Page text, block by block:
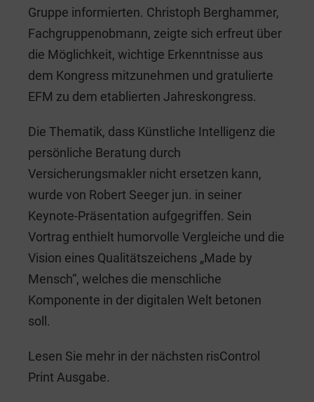
Gruppe informierten. Christoph Berghammer,
Fachgruppenobmann, zeigte sich erfreut über
die Möglichkeit, wichtige Erkenntnisse aus
dem Kongress mitzunehmen und gratulierte
EFM zu dem etablierten Jahreskongress.
Die Thematik, dass Künstliche Intelligenz die
persönliche Beratung durch
Versicherungsmakler nicht ersetzen kann,
wurde von Robert Seeger jun. in seiner
Keynote-Präsentation aufgegriffen. Sein
Vortrag enthielt humorvolle Vergleiche und die
Vision eines Qualitätszeichens „Made by
Mensch“, welches die menschliche
Komponente in der digitalen Welt betonen
soll.
Lesen Sie mehr in der nächsten risControl
Print Ausgabe.